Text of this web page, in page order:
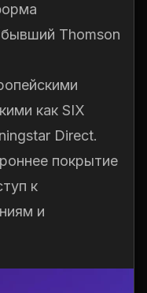
Thomson
как SIX
Direct.
покрытие
к
и